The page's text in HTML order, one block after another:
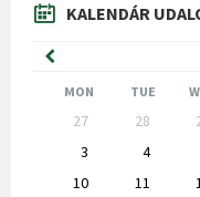
KALENDÁR
Previous
Month
MON TUE
calendar
27 28
3
4
10
11